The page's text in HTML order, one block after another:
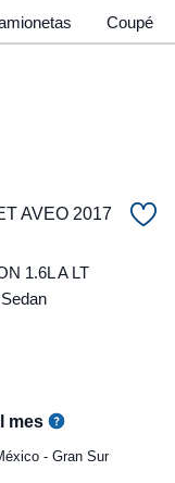
Coupé
AVEO 2017
1.6L A LT
mes
- Gran Sur